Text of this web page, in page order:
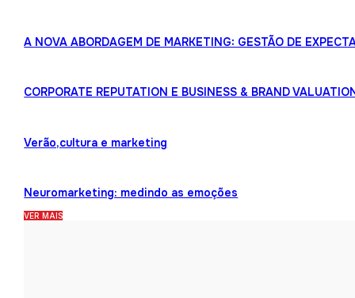
A NOVA ABORDAGEM DE MARKETING: GESTÃO DE
CORPORATE REPUTATION E BUSINESS & BRAND
Verão,cultura e marketing
Neuromarketing: medindo as emoções
VER MAIS